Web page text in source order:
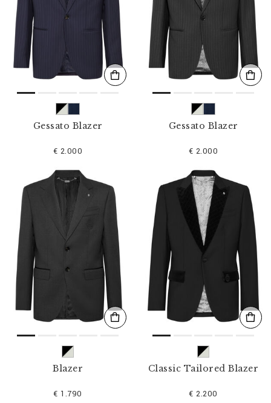
Gessato Blazer
€ 2.000
Gessato Blazer
€ 2.000
Blazer
€ 1.790
Classic Tailored Blazer
€ 2.200